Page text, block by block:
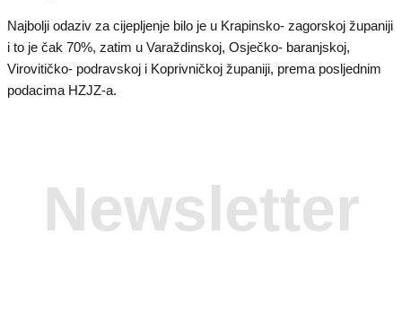
Najbolji odaziv za cijepljenje bilo je u Krapinsko- zagorskoj županiji
i to je čak 70%, zatim u Varaždinskoj, Osječko- baranjskoj,
Virovitičko- podravskoj i Koprivničkoj županiji, prema posljednim
podacima HZJZ-a.
Newsletter